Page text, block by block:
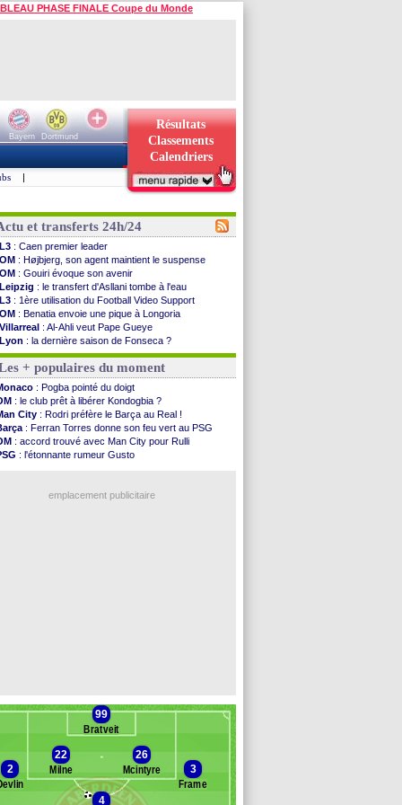
PHASE FINALE Coupe du Monde
Bayern
Dortmund
Résultats
Classements
Calendriers
|
et transferts 24h/24
L3 : Caen premier leader
OM : Højbjerg, son agent maintient le suspense
OM : Gouiri évoque son avenir
Leipzig : le transfert d'Asllani tombe à l'eau
L3 : 1ère utilisation du Football Video Support
OM : Benatia envoie une pique à Longoria
Villarreal : Al-Ahli veut Pape Gueye
Lyon : la dernière saison de Fonseca ?
OM: un nouveau prétendant pour Højbjerg
Brest: un gardien norvégien en approche ?
OM: McCourt a versé 120 M€ en 2026
PSG: 4 retours dans le groupe face à Man Utd ...
Nice: Kevin Carlos va partir en Italie
L1: prison avec sursis requis contre un arbitre
Leganés: c'est signé pour Luca Zidane (off.)
Atletico: Ruggeri en route pour Aston Villa
Monaco: Filipe Luis soutient Biereth
: Naples vise Gabriel Jesus
+ populaires du moment
: Pogba pointé du doigt
: le club prêt à libérer Kondogbia ?
City : Rodri préfère le Barça au Real !
: Ferran Torres donne son feu vert au PSG
: accord trouvé avec Man City pour Rulli
: l'étonnante rumeur Gusto
emplacement publicitaire
99
Bratveit
22
Milne
26
Mcintyre
2
3
Frame
4